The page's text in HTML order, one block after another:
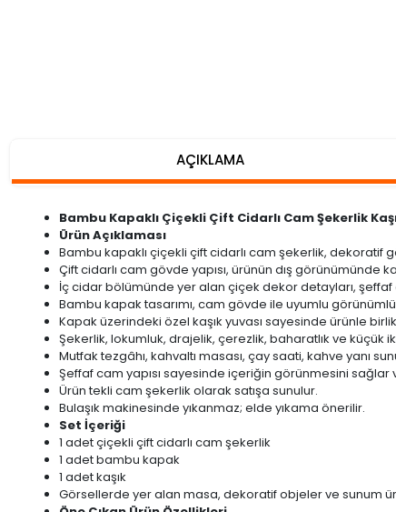
AÇIKLAMA
Bambu Kapaklı Çiçekli Çift Cidarlı Cam Şekerlik
Ürün Açıklaması
Bambu kapaklı çiçekli çift cidarlı cam şekerlik, dekoratif
Çift cidarlı cam gövde yapısı, ürünün dış görünümünde
İç cidar bölümünde yer alan çiçek dekor detayları,
Bambu kapak tasarımı, cam gövde ile uyumlu
Kapak üzerindeki özel kaşık yuvası sayesinde ürünle
Şekerlik, lokumluk, drajelik, çerezlik, baharatlık ve küçük
Mutfak tezgâhı, kahvaltı masası, çay saati, kahve yanı
Şeffaf cam yapısı sayesinde içeriğin görünmesini
Ürün tekli cam şekerlik olarak satışa sunulur.
Bulaşık makinesinde yıkanmaz; elde yıkama önerilir.
Set İçeriği
1 adet çiçekli çift cidarlı cam şekerlik
1 adet bambu kapak
1 adet kaşık
Görsellerde yer alan masa, dekoratif objeler ve sunum